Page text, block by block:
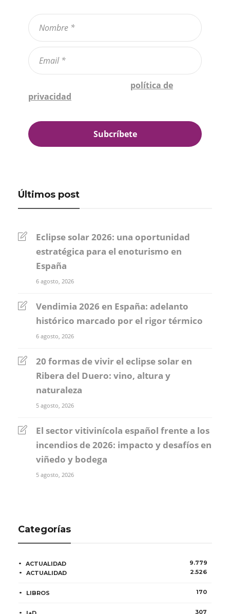
política de
privacidad
Últimos post
Eclipse solar 2026: una oportunidad
estratégica para el enoturismo en
España
6 agosto, 2026
Vendimia 2026 en España: adelanto
histórico marcado por el rigor térmico
6 agosto, 2026
20 formas de vivir el eclipse solar en
Ribera del Duero: vino, altura y
naturaleza
5 agosto, 2026
El sector vitivinícola español frente a los
incendios de 2026: impacto y desafíos en
viñedo y bodega
5 agosto, 2026
Categorías
ACTUALIDAD
9.779
ACTUALIDAD
2.526
LIBROS 170
307